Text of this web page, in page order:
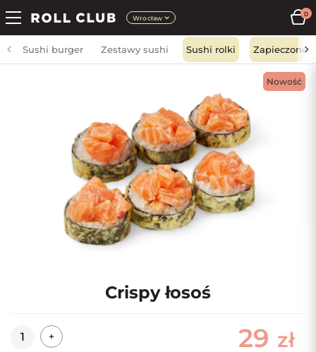
Wrocław
0
Sushi burger Zestawy sushi Sushi rolki Zapieczone
Nowość
Crispy łosoś
Ilość + 29 zł